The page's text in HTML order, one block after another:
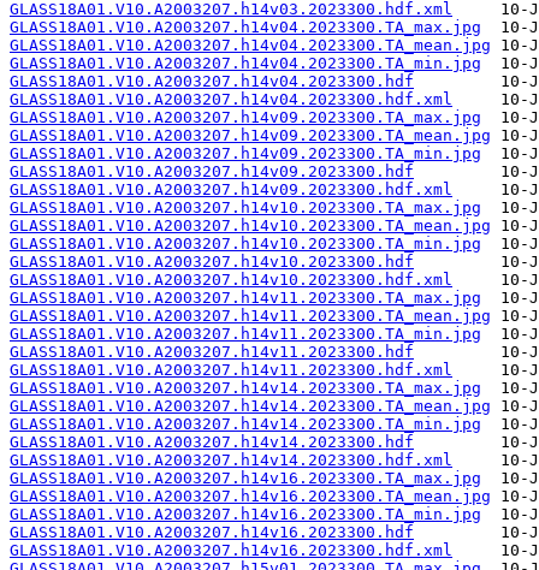
GLASS18A01.V10.A2003207.h14v03.2023300.hdf.xml
GLASS18A01.V10.A2003207.h14v04.2023300.TA_max.jpg
GLASS18A01.V10.A2003207.h14v04.2023300.TA_mean.jpg
GLASS18A01.V10.A2003207.h14v04.2023300.TA_min.jpg
GLASS18A01.V10.A2003207.h14v04.2023300.hdf
GLASS18A01.V10.A2003207.h14v04.2023300.hdf.xml
GLASS18A01.V10.A2003207.h14v09.2023300.TA_max.jpg
GLASS18A01.V10.A2003207.h14v09.2023300.TA_mean.jpg
GLASS18A01.V10.A2003207.h14v09.2023300.TA_min.jpg
GLASS18A01.V10.A2003207.h14v09.2023300.hdf
GLASS18A01.V10.A2003207.h14v09.2023300.hdf.xml
GLASS18A01.V10.A2003207.h14v10.2023300.TA_max.jpg
GLASS18A01.V10.A2003207.h14v10.2023300.TA_mean.jpg
GLASS18A01.V10.A2003207.h14v10.2023300.TA_min.jpg
GLASS18A01.V10.A2003207.h14v10.2023300.hdf
GLASS18A01.V10.A2003207.h14v10.2023300.hdf.xml
GLASS18A01.V10.A2003207.h14v11.2023300.TA_max.jpg
GLASS18A01.V10.A2003207.h14v11.2023300.TA_mean.jpg
GLASS18A01.V10.A2003207.h14v11.2023300.TA_min.jpg
GLASS18A01.V10.A2003207.h14v11.2023300.hdf
GLASS18A01.V10.A2003207.h14v11.2023300.hdf.xml
GLASS18A01.V10.A2003207.h14v14.2023300.TA_max.jpg
GLASS18A01.V10.A2003207.h14v14.2023300.TA_mean.jpg
GLASS18A01.V10.A2003207.h14v14.2023300.TA_min.jpg
GLASS18A01.V10.A2003207.h14v14.2023300.hdf
GLASS18A01.V10.A2003207.h14v14.2023300.hdf.xml
GLASS18A01.V10.A2003207.h14v16.2023300.TA_max.jpg
GLASS18A01.V10.A2003207.h14v16.2023300.TA_mean.jpg
GLASS18A01.V10.A2003207.h14v16.2023300.TA_min.jpg
GLASS18A01.V10.A2003207.h14v16.2023300.hdf
GLASS18A01.V10.A2003207.h14v16.2023300.hdf.xml